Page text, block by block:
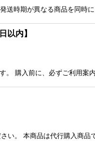
送時期が異なる商品を同時
内】
購入前に、必ずご利用案
い。 本商品は代行購入商品